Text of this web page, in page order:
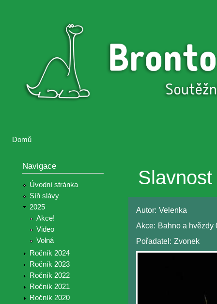
Brontosaurus
Brontosaurus
Domů
Navigace
Úvodní stránka
Síň slávy
2025
Akce!
Video
Volná
Ročník 2024
Ročník 2023
Ročník 2022
Ročník 2021
Ročník 2020
Autor: Velenka
Akce: Bahno a hvězdy
Pořadatel: Zvonek